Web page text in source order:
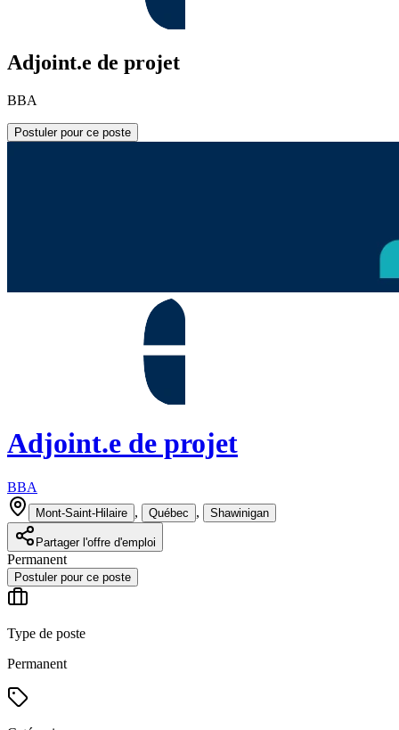
Adjoint.e de projet
BBA
Postuler pour ce poste
Adjoint.e de projet
BBA
Mont-Saint-Hilaire , Québec , Shawinigan
Partager l'offre d'emploi
Permanent
Postuler pour ce poste
Type de poste
Permanent